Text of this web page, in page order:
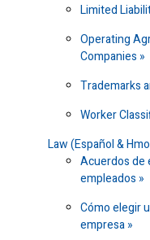
Limited
Operating
Companies
Trademarks
Worker
Law (Español &
Acuerdos de
empleados
Cómo elegir
empresa